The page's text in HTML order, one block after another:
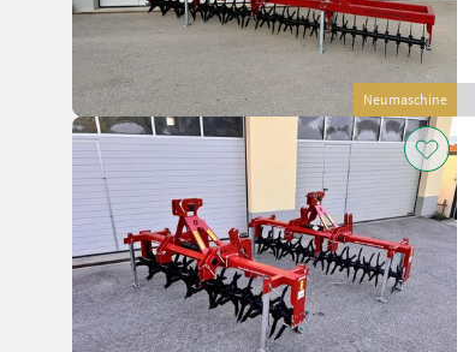
Neumaschine